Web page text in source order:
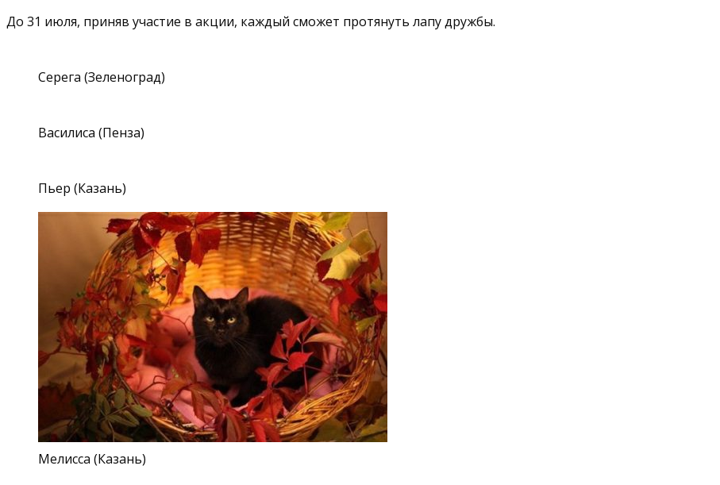
До 31 июля, приняв участие в акции, каждый сможет протянуть лапу дружбы.
Серега (Зеленоград)
Василиса (Пенза)
Пьер (Казань)
Мелисса (Казань)